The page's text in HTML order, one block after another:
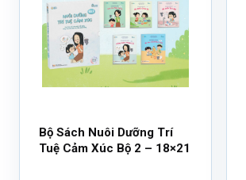
Bộ Sách Nuôi Dưỡng Trí
Tuệ Cảm Xúc Bộ 2 – 18×21